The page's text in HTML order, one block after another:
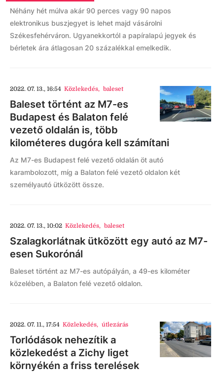
Néhány hét múlva akár 90 perces vagy 90 napos
elektronikus buszjegyet is lehet majd vásárolni
Székesfehérváron. Ugyanekkortól a papíralapú jegyek és
bérletek ára átlagosan 20 százalékkal emelkedik.
2022. 07. 13., 16:54 Közlekedés, baleset
Baleset történt az M7-es
Budapest és Balaton felé
vezető oldalán is, több
kilométeres dugóra kell számítani
Az M7-es Budapest felé vezető oldalán öt autó
karambolozott, míg a Balaton felé vezető oldalon két
személyautó ütközött össze.
2022. 07. 13., 10:02 Közlekedés, baleset
Szalagkorlátnak ütközött egy autó az M7-
esen Sukorónál
Baleset történt az M7-es autópályán, a 49-es kilométer
közelében, a Balaton felé vezető oldalon.
2022. 07. 11., 17:54 Közlekedés, útlezárás
Torlódások nehezítik a
közlekedést a Zichy liget
környékén a friss terelések